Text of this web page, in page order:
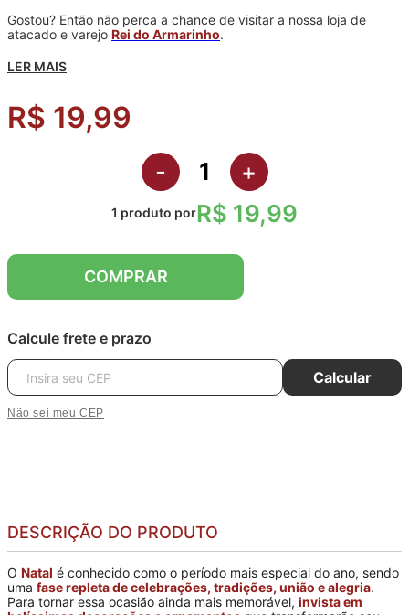
Gostou? Então não perca a chance de visitar a nossa loja de
atacado e varejo Rei do Armarinho.
LER MAIS
R$ 19,99
- +
1 produto porR$ 19,99
COMPRAR
Calcule frete e prazo
Calcular
Não sei meu CEP
DESCRIÇÃO DO PRODUTO
O Natal é conhecido como o período mais especial do ano, sendo
uma fase repleta de celebrações, tradições, união e alegria.
Para tornar essa ocasião ainda mais memorável, invista em